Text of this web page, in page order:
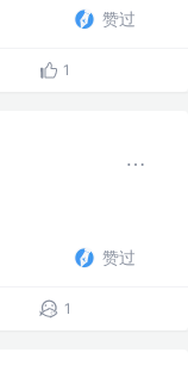
赞过
1
赞过
1